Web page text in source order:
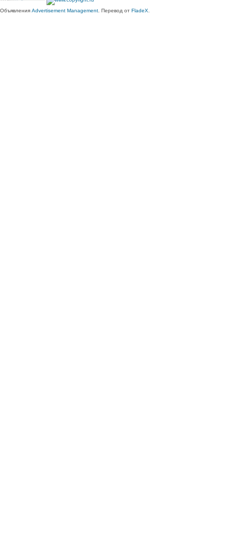
Объявления Advertisement Management . Перевод от FladeX